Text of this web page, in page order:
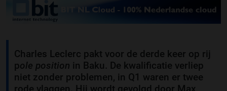
Charles Leclerc pakt voor de derde keer op rij
pole position in Baku. De kwalificatie verliep
niet zonder problemen, in Q1 waren er twee